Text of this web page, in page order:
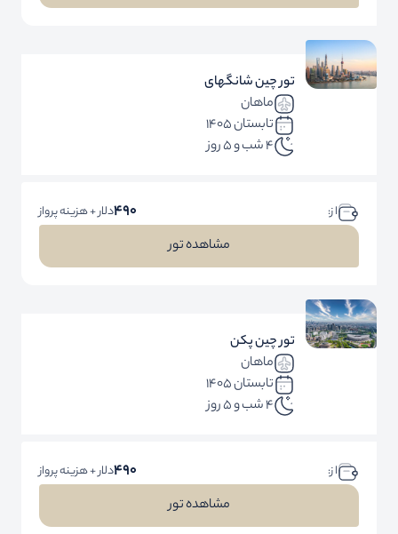
تور چین شانگهای
ماهان
تابستان 1405
4 شب و 5 روز
ا ز: 490دلار + هزینه پرواز
مشاهده تور
تور چین پکن
ماهان
تابستان 1405
4 شب و 5 روز
ا ز: 490دلار + هزینه پرواز
مشاهده تور